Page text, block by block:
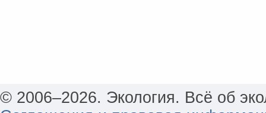
© 2006–2026. Экология. Всё об